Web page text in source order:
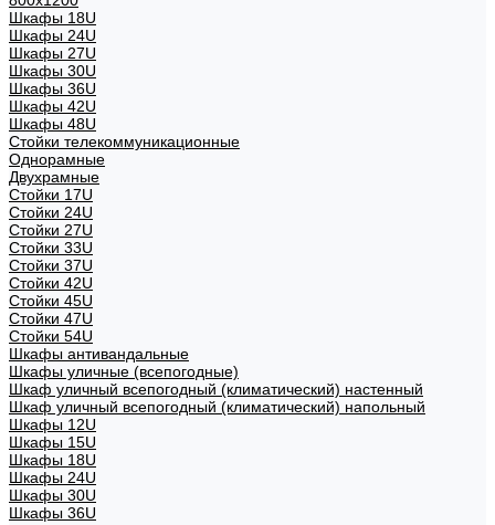
Шкафы 18U
Шкафы 24U
Шкафы 27U
Шкафы 30U
Шкафы 36U
Шкафы 42U
Шкафы 48U
Стойки телекоммуникационные
Однорамные
Двухрамные
Стойки 17U
Стойки 24U
Стойки 27U
Стойки 33U
Стойки 37U
Стойки 42U
Стойки 45U
Стойки 47U
Стойки 54U
Шкафы антивандальные
Шкафы уличные (всепогодные)
Шкаф уличный всепогодный (климатический) настенный
Шкаф уличный всепогодный (климатический) напольный
Шкафы 12U
Шкафы 15U
Шкафы 18U
Шкафы 24U
Шкафы 30U
Шкафы 36U